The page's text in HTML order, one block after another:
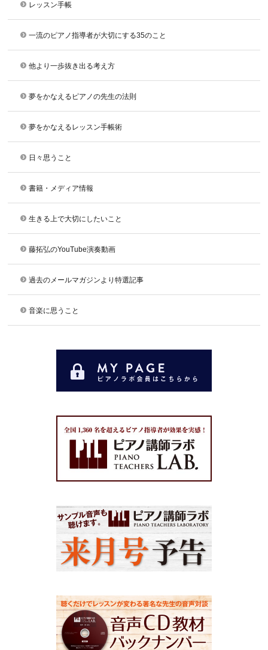
レッスン手帳
一流のピアノ指導者が大切にする35のこと
他より一歩抜き出る考え方
夢をかなえるピアノの先生の法則
夢をかなえるレッスン手帳術
日々思うこと
書籍・メディア情報
生きる上で大切にしたいこと
藤拓弘のYouTube演奏動画
過去のメールマガジンより特選記事
音楽に思うこと